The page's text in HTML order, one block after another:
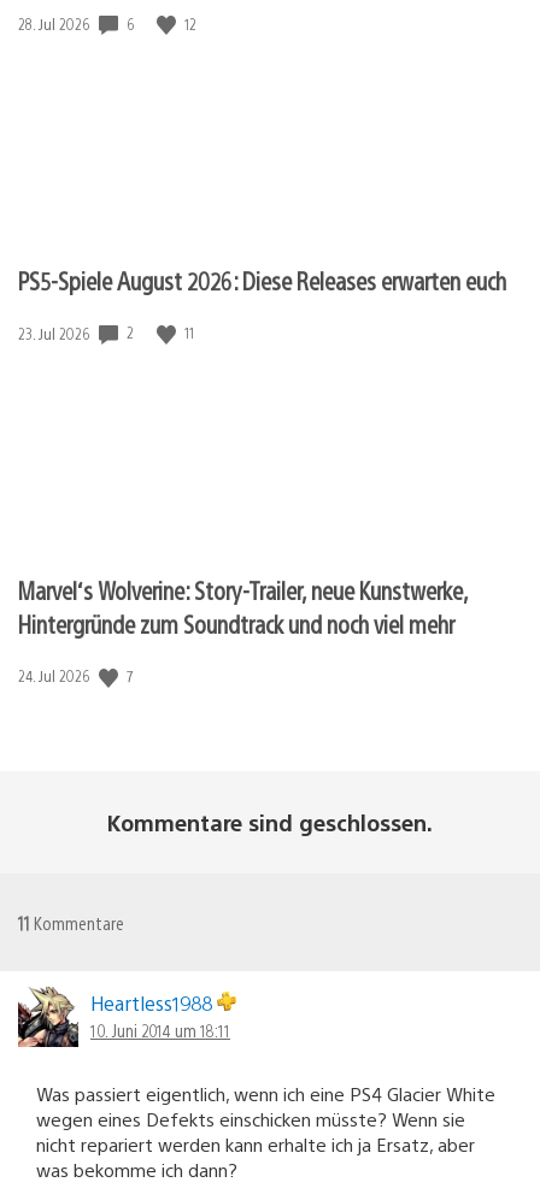
Veröffentlichungsdatum:
28. Jul 2026 6 12
PS5-Spiele August 2026: Diese Releases erwarten euch
Veröffentlichungsdatum:
23. Jul 2026 2 11
Marvel‘s Wolverine: Story-Trailer, neue Kunstwerke,
Hintergründe zum Soundtrack und noch viel mehr
Veröffentlichungsdatum:
24. Jul 2026 7
Kommentare sind geschlossen.
11 Kommentare
Heartless1988
10. Juni 2014 um 18:11
Was passiert eigentlich, wenn ich eine PS4 Glacier White
wegen eines Defekts einschicken müsste? Wenn sie
nicht repariert werden kann erhalte ich ja Ersatz, aber
was bekomme ich dann?